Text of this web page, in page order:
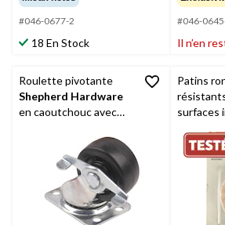
#046-0677-2
18 En Stock
#046-
Il n’en
Roulette pivotante
Shepherd Hardware
en caoutchouc avec
lb, noir, choix de tailles
Patins
surfaces